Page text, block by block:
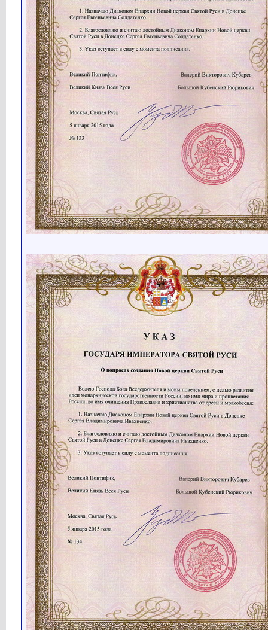
Кубарев
Имперский вестник № 22... 25.10.2020,
15:25
Кубарев Богородица Мария (34:41)... 28.10.2020,
Кубарев
Иисус Христос (32:49) Серия...31.10.2020,09:13
Кубарев
Имперский вестник № 23...
Кубарев
Пророк Мухаммед (36:26)...
Кубарев
Русский каганат (819–882)...
Кубарев Имперский вестник № 24... 08.11.2020,
18:02
Кубарев Рюрик (822-882) (32:47) ... 11.11.2020,18:20
Кубарев
Имперский вестник № 25... 15.11.2020,
15:16
Кубарев Вещий Олег (845–912) (27:33)...16.11.2020,
12:21
Кубарев Князь Игорь (872–948) (35:13)... 19.11.2020,15:30
Кубарев Имперский вестник № 26... 22.11.2020,15:36
Кубарев
Княгиня Ольга (900–969)... 26.11.2020,14:51
Кубарев
Имперский вестник № 27... 29.11.2020,15:43
Кубарев
Императоры Лакапины (920–945)... 02.12.2020,15:34
Кубарев
08:23
Кубарев Имперский вестник № 28...06.12.2020,
Кубарев Князья Святослав, Глеб и...08.12.2020,18:20
Кубарев Имперский вестник № 29...13.12.2020,15:29
Кубарев Новости Святой Руси...16.12.2020,10:06
Кубарев Имперский вестник № 30...20.12.2020,
16:16
Кубарев Новости Святой Руси...24.12.2020,08:56
Кубарев Ярослав Мудрый (978–1054)...24.12.2020,15:51
Кубарев Мономашичи (22:28) Видео...30.12.2020,
16:00
Кубарев
Падение Руси (1204–1242)...12.01.2021,
15:48
Кубарев
Происхождение и миграция...07.02.2021,
Анти-Дот
а Денисовский человек был из... 08.02.2021,
05:03
Дружище! Денисовский...
Анти-Дот то есть по сути дела, что...10.02.2021,
Анти-Дот
а какая разница в видах? это... 06.04.2021,
02:26
Кубарев
17.02.2021,
Кубарев
Тайны египетских пирамид...21.02.2021,15:07
Анти-Дот А кто канонизировал Русь, что...24.02.2021,12:47
Кубарев Дружище! Русь изначально...27.02.2021,18:54
Анти-Дот
это понятно, почему Русь... 21.04.2021,
Кубарев Дружище! Русь это род...21.04.2021,15:18
Анти-Дот
новостей больше нет?09.03.2021,
Кубарев
Великая Татария – Паразит...
Кубарев
Датировка Нового Завета...
Кубарев
Новости Святой Руси...
Кубарев
Неизвестные войны Египта...
15:35
Кубарев
Статья опубликована: Кубарев...19.04.2021,
Кубарев Новости Святой Руси...26.04.2021,07:23
Кубарев
http://www.holyrussia.com/imag... 26.04.2021,07:24
Кубарев Новости Святой Руси... 04.05.2021,09:31
Кубарев
Нацисты А. Клёсов и Й.... 07.05.2021,15:59
Кубарев
12.05.2021,09:21
Кубарев
12.05.2021,09:22
Кубарев
http://www.holyrussia.com/imag... 12.05.2021,09:22
Кубарев http://www.holyrussia.com/imag...12.05.2021,
09:23
Кубарев http://www.holyrussia.com/imag...12.05.2021,09:23